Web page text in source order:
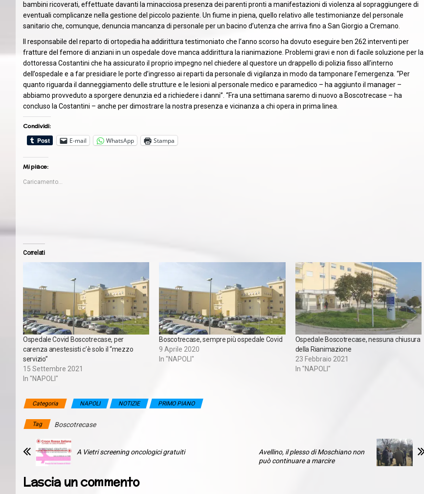
bambini ricoverati, effettuate davanti la minacciosa presenza dei parenti pronti a manifestazioni di violenza al sopraggiungere di
eventuali complicanze nella gestione del piccolo paziente. Un fiume in piena, quello relativo alle testimonianze del personale
sanitario che, comunque, denuncia mancanza di personale per un bacino d’utenza che arriva fino a San Giorgio a Cremano.
Il responsabile del reparto di ortopedia ha addirittura testimoniato che l’anno scorso ha dovuto eseguire ben 262 interventi per
fratture del femore di anziani in un ospedale dove manca addirittura la rianimazione. Problemi gravi e non di facile soluzione per la
dottoressa Costantini che ha assicurato il proprio impegno nel chiedere al questore un drappello di polizia fisso all’interno
dell’ospedale e a far presidiare le porte d’ingresso ai reparti da personale di vigilanza in modo da tamponare l’emergenza. “Per
quanto riguarda il danneggiamento delle strutture e le lesioni al personale medico e paramedico – ha aggiunto il manager –
abbiamo provveduto a sporgere denunzia ed a richiedere i danni”. “Fra una settimana saremo di nuovo a Boscotrecase – ha
concluso la Costantini – anche per dimostrare la nostra presenza e vicinanza a chi opera in prima linea.
Condividi:
E-mail
WhatsApp Stampa
Mi piace:
Caricamento...
Correlati
Ospedale Covid Boscotrecase, per
carenza anestesisti c’è solo il “mezzo
servizio”
15 Settembre 2021
In "NAPOLI"
Boscotrecase, sempre più ospedale Covid
9 Aprile 2020
In "NAPOLI"
Ospedale Boscotrecase, nessuna chiusura
della Rianimazione
23 Febbraio 2021
In "NAPOLI"
Categoria NAPOLI NOTIZIE PRIMO PIANO
Tag Boscotrecase
A Vietri screening oncologici gratuiti
Avellino, il plesso di Moschiano non
può continuare a marcire
Lascia un commento